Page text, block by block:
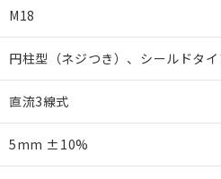
M18
円柱型（ネジつき）、シールドタ
直流3線式
5mm ±10%